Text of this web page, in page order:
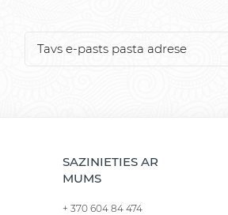
SAZINIETIES AR
MUMS
+ 370 604 84 474